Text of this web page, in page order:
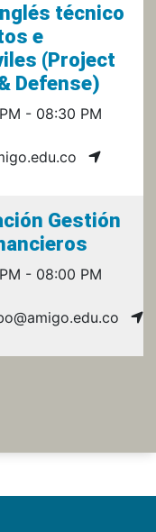
técnico
e
(Project
Defense)
- 08:30 PM
Gestión
- 08:00 PM